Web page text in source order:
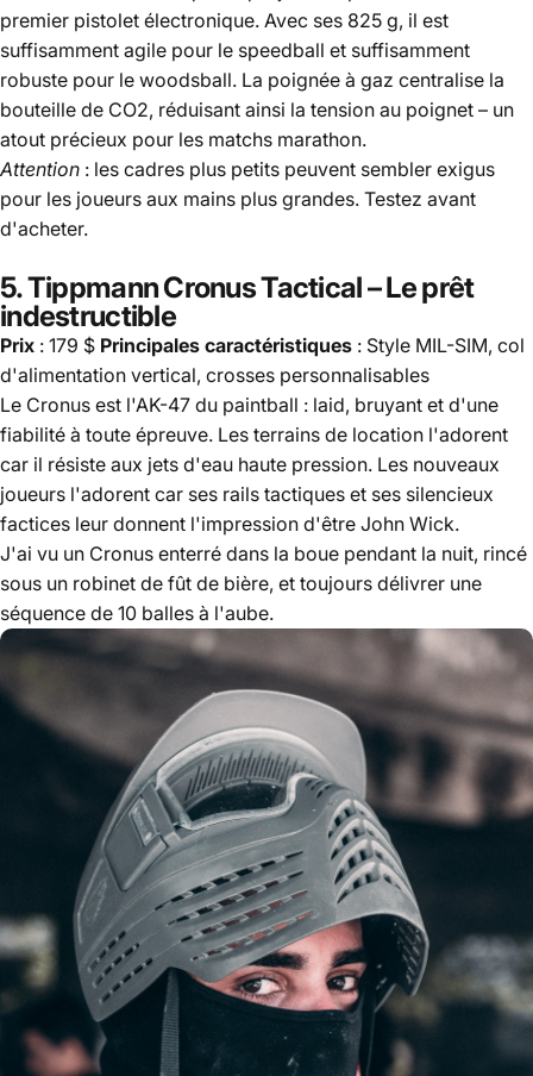
premier pistolet électronique. Avec ses 825 g, il est
suffisamment agile pour le speedball et suffisamment
robuste pour le woodsball. La poignée à gaz centralise la
bouteille de CO2, réduisant ainsi la tension au poignet – un
atout précieux pour les matchs marathon.
Attention : les cadres plus petits peuvent sembler exigus
pour les joueurs aux mains plus grandes. Testez avant
d'acheter.
5.Tippmann Cronus Tactical– Le prêt
indestructible
Prix ​​: 179 $ Principales caractéristiques : Style MIL-SIM, col
d'alimentation vertical, crosses personnalisables
Le Cronus est l'AK-47 du paintball : laid, bruyant et d'une
fiabilité à toute épreuve. Les terrains de location l'adorent
car il résiste aux jets d'eau haute pression. Les nouveaux
joueurs l'adorent car ses rails tactiques et ses silencieux
factices leur donnent l'impression d'être John Wick.
J'ai vu un Cronus enterré dans la boue pendant la nuit, rincé
sous un robinet de fût de bière, et toujours délivrer une
séquence de 10 balles à l'aube.